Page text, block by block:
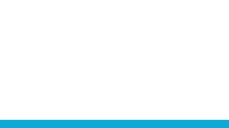
+221 33 820 23 33